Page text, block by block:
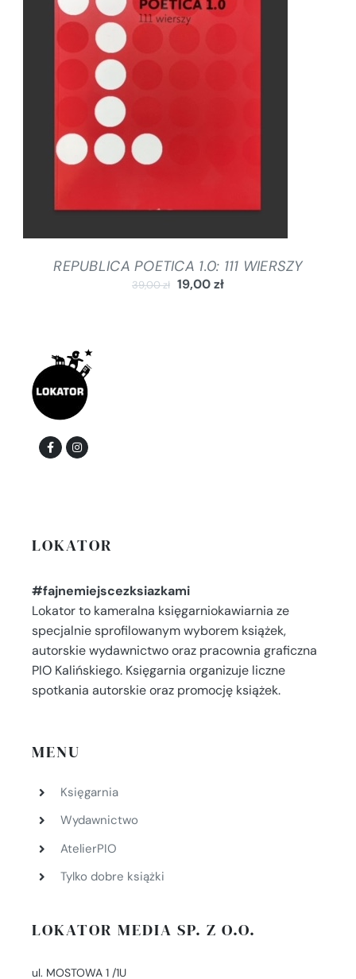
DODAJ DO KOSZYKA
REPUBLICA POETICA 1.0: 111 WIERSZY
39,00zł 19,00zł
LOKATOR
#fajnemiejscezksiazkami
Lokator to kameralna księgarniokawiarnia ze
specjalnie sprofilowanym wyborem książek,
autorskie wydawnictwo oraz pracownia graficzna
PIO Kalińskiego. Księgarnia organizuje liczne
spotkania autorskie oraz promocję książek.
MENU
Księgarnia
Wydawnictwo
AtelierPIO
Tylko dobre książki
LOKATOR MEDIA SP. Z O.O.
ul. MOSTOWA 1 /1U